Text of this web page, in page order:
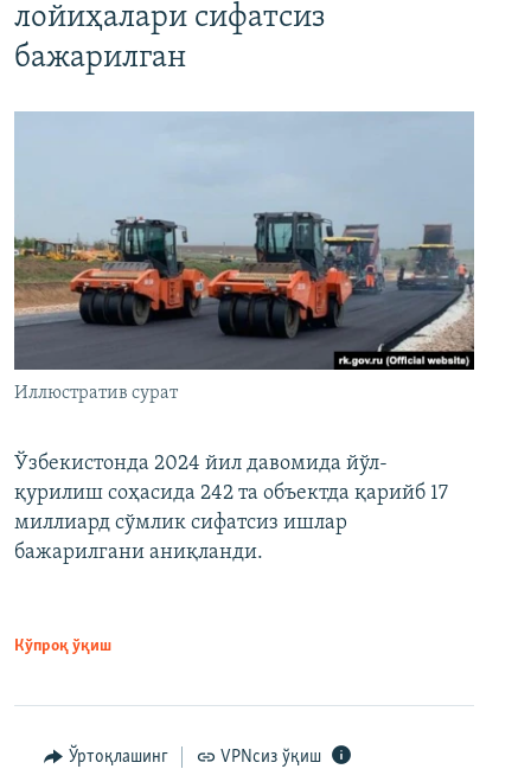
лойиҳалари сифатсиз
бажарилган
Иллюстратив сурат
Ўзбекистонда 2024 йил давомида йўл-
қурилиш соҳасида 242 та объектда қарийб 17
миллиард сўмлик сифатсиз ишлар
бажарилгани аниқланди.
Кўпроқ ўқиш
Ўртоқлашинг VPNсиз ўқиш